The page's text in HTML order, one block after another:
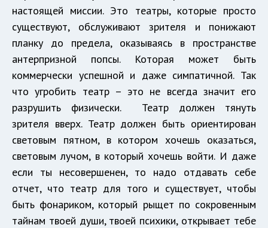
настоящей миссии. Это театры, которые просто
существуют, обслуживают зрителя и понижают
планку до предела, оказываясь в пространстве
антерпризной попсы. Которая может быть
коммерчески успешной и даже симпатичной. Так
что угробить театр – это не всегда значит его
разрушить физически. Театр должен тянуть
зрителя вверх. Театр должен быть ориентирован
световым пятном, в котором хочешь оказаться,
световым лучом, в который хочешь войти. И даже
если ты несовершенен, то надо отдавать себе
отчет, что театр для того и существует, чтобы
быть фонариком, который рыщет по сокровенным
тайнам твоей души, твоей психики, открывает тебе